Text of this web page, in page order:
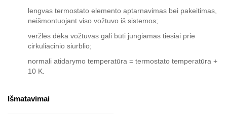
lengvas termostato elemento aptarnavimas bei pakeitimas,
neišmontuojant viso vožtuvo iš sistemos;
veržlės dėka vožtuvas gali būti jungiamas tiesiai prie
cirkuliacinio siurblio;
normali atidarymo temperatūra = termostato temperatūra +
10 K.
Išmatavimai